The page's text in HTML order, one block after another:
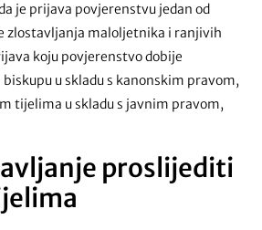
je prijava povjerenstvu jedan od
zlostavljanja maloljetnika i ranjivih
koju povjerenstvo dobije
u skladu s kanonskim pravom,
tijelima u skladu s javnim pravom,
proslijediti